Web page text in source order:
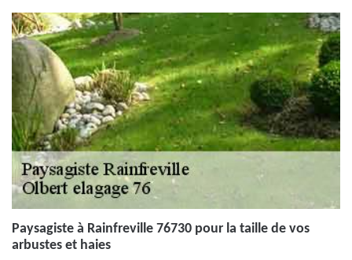
Paysagiste à Rainfreville 76730 pour la taille de vos
arbustes et haies